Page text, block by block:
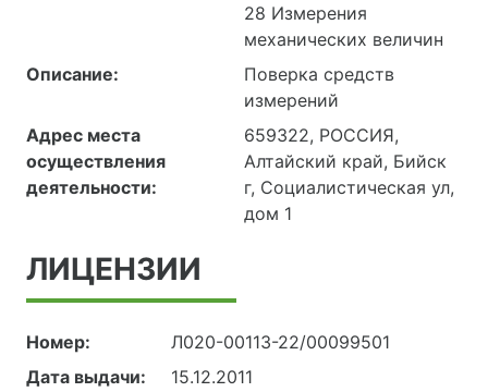
28 Измерения
механических величин
Описание:
Поверка средств
измерений
Адрес места
осуществления
деятельности:
659322, РОССИЯ,
Алтайский край, Бийск
г, Социалистическая ул,
дом 1
ЛИЦЕНЗИИ
Номер:
Л020-00113-22/00099501
Дата выдачи:
15.12.2011